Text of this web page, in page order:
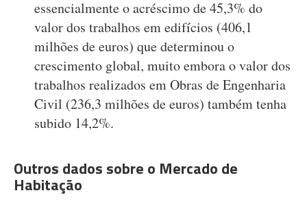
essencialmente o acréscimo de 45,3% do
valor dos trabalhos em edifícios (406,1
milhões de euros) que determinou o
crescimento global, muito embora o valor dos
trabalhos realizados em Obras de Engenharia
Civil (236,3 milhões de euros) também tenha
subido 14,2%.
Outros dados sobre o Mercado de
Habitação